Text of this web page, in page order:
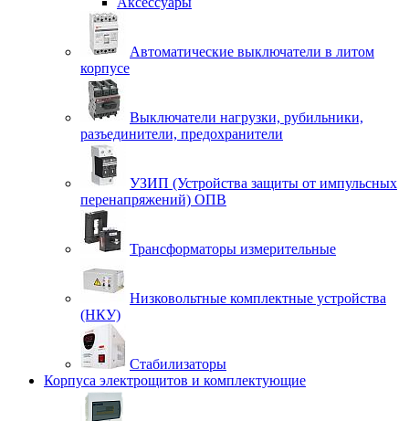
Автоматические выключатели в литом
корпусе
Выключатели нагрузки, рубильники,
разъединители, предохранители
УЗИП (Устройства защиты от импульсных
перенапряжений) ОПВ
Трансформаторы измерительные
Низковольтные комплектные устройства
(НКУ)
Стабилизаторы
Корпуса электрощитов и комплектующие